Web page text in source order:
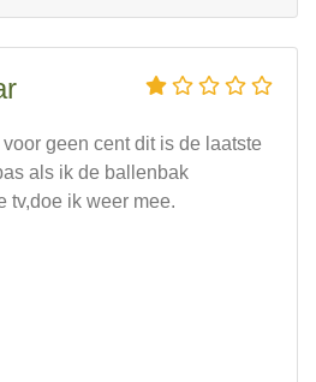
voor geen cent dit is de laatste
als ik de ballenbak
tv,doe ik weer mee.